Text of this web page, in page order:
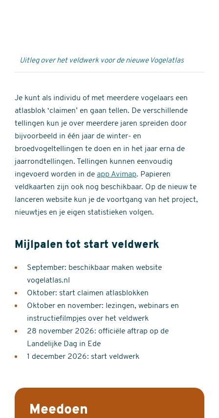
Uitleg over het veldwerk voor de nieuwe Vogelatlas
Je kunt als individu of met meerdere vogelaars een
atlasblok ‘claimen’ en gaan tellen. De verschillende
tellingen kun je over meerdere jaren spreiden door
bijvoorbeeld in één jaar de winter- en
broedvogeltellingen te doen en in het jaar erna de
jaarrondtellingen. Tellingen kunnen eenvoudig
ingevoerd worden in de app Avimap. Papieren
veldkaarten zijn ook nog beschikbaar. Op de nieuw te
lanceren website kun je de voortgang van het project,
nieuwtjes en je eigen statistieken volgen.
Mijlpalen tot start veldwerk
September: beschikbaar maken website
vogelatlas.nl
Oktober: start claimen atlasblokken
Oktober en november: lezingen, webinars en
instructiefilmpjes over het veldwerk
28 november 2026: officiële aftrap op de
Landelijke Dag in Ede
1 december 2026: start veldwerk
Meedoen